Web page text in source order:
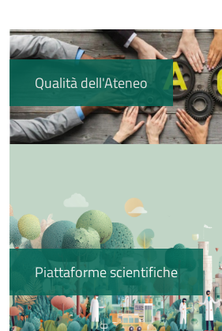
Immagine
Qualità dell'Ateneo
Piattaforme scientifiche